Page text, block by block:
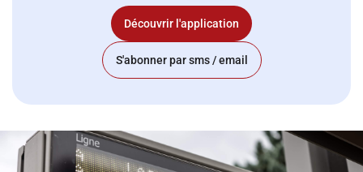
Découvrir l'application
S'abonner par sms / email